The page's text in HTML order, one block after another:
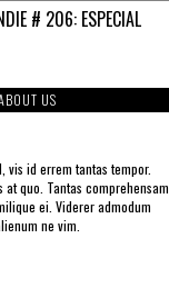
# 206: ESPECIAL
US
vis id errem tantas tempor.
quo. Tantas comprehensam
ei. Viderer admodum
ne vim.